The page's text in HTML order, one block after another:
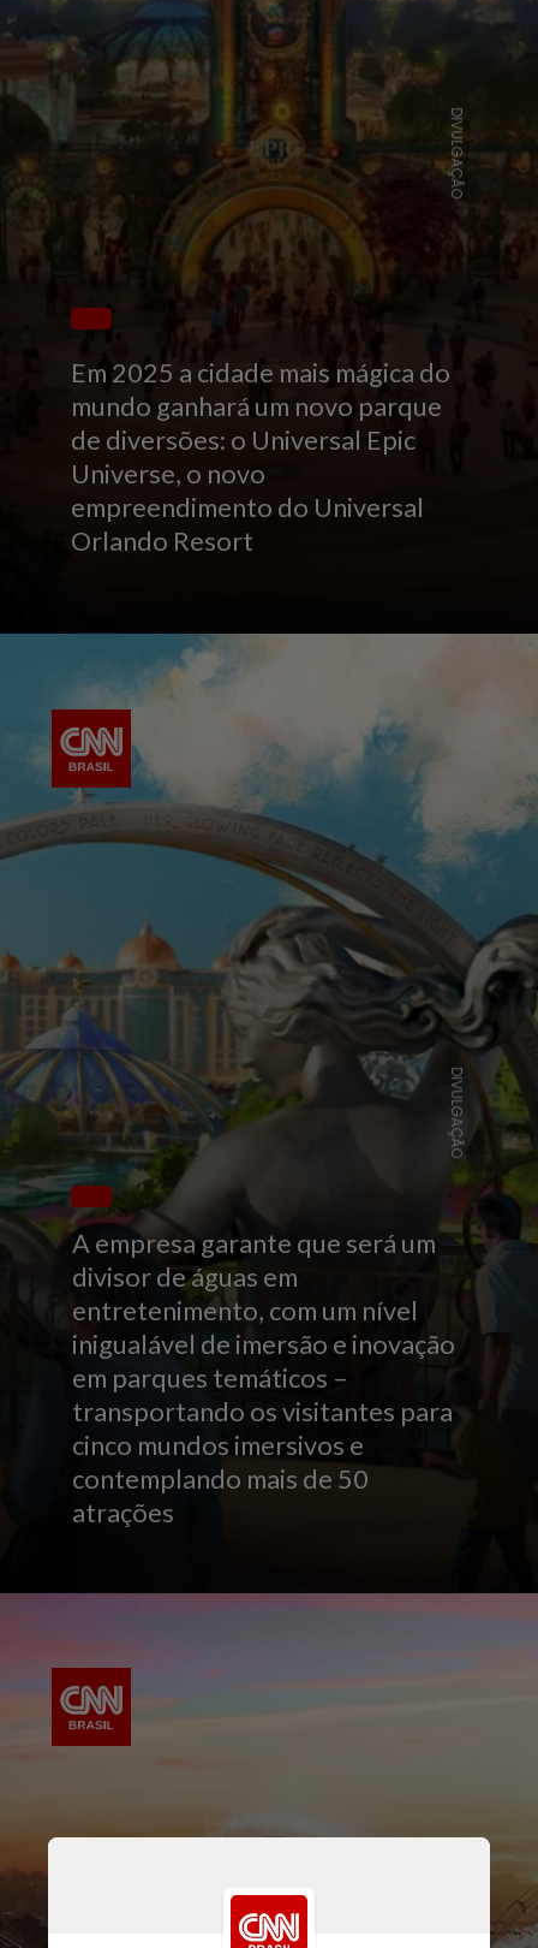
Em 2025 a cidade mais mágica do
mundo ganhará um novo parque
de diversões: o Universal Epic
Universe, o novo
empreendimento do Universal
Orlando Resort
DIVULGAÇÃO
A empresa garante que será um
divisor de águas em
entretenimento, com um nível
inigualável de imersão e inovação
em parques temáticos –
transportando os visitantes para
cinco mundos imersivos e
contemplando mais de 50
atrações
DIVULGAÇÃO